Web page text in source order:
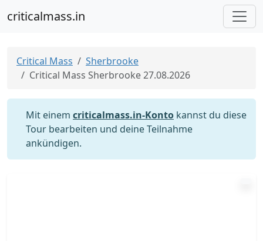
criticalmass.in
Critical Mass
Sherbrooke
Critical Mass Sherbrooke 27.08.2026
Mit einem criticalmass.in-Konto kannst du diese
Tour bearbeiten und deine Teilnahme
ankündigen.